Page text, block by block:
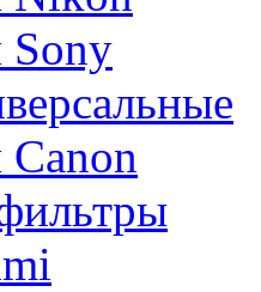
Sony